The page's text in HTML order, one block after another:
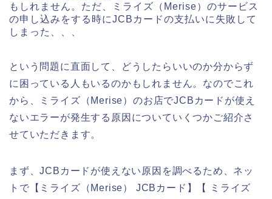
もしれません。ただ、ミライズ（Merise）のサービス
の申し込みをする時にJCBカードの支払いに失敗して
しまった、、、
という問題に直面して、どうしたらいいのか分からず
に困っている人もいるのかもしれません。なのでこれ
から、ミライズ（Merise）のお店でJCBカードが使え
ないエラーが発生する原因についていくつかご紹介さ
せていただきます。
まず、JCBカードが使えない原因を調べるため、ネッ
トで【ミライズ（Merise） JCBカード】【 ミライズ